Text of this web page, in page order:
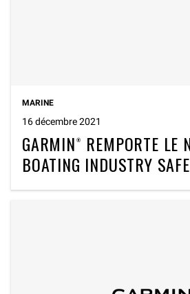
MARINE
16 décembre 2021
GARMIN® REMPORTE LE
BOATING INDUSTRY